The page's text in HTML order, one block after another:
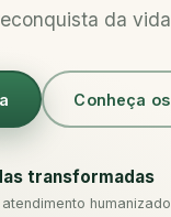
da
Conheça
transformadas
atendimento